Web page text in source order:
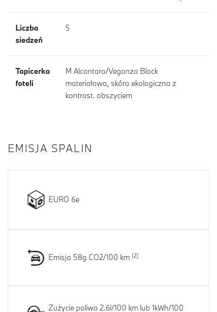
Liczba
siedzeń
5
Tapicerka
foteli
M Alcantara/Veganza Black
materiałowa, skóra ekologiczna z
kontrast. obszyciem
EMISJA SPALIN
EURO 6e
Emisja 58g CO2/100 km
Zużycie paliwa 2.6l/100 km lub 1kWh/100